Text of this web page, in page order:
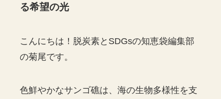
る希望の光
こんにちは！脱炭素とSDGsの知恵袋編集部
の菊尾です。
色鮮やかなサンゴ礁は、海の生物多様性を支